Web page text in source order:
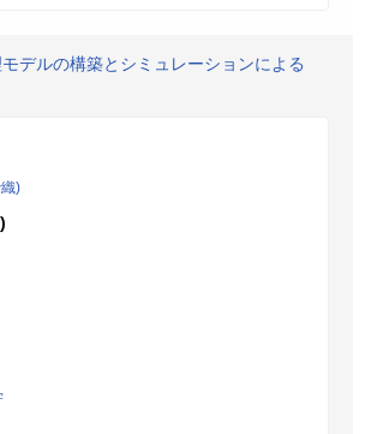
デルの構築とシミュレーションによる
)